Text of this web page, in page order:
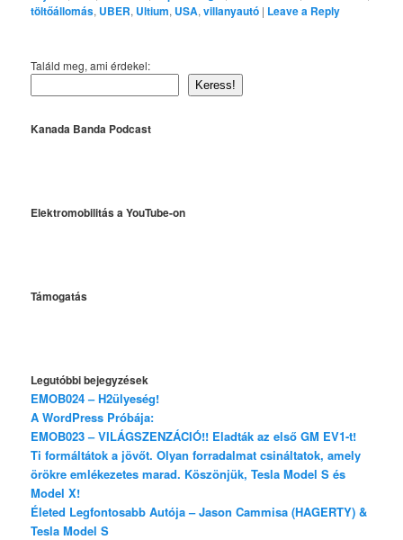
töltőállomás, UBER, Ultium, USA,villanyautó | Leave a Reply
Találd meg, ami érdekel:
Keress!
Kanada Banda Podcast
Elektromobilitás a YouTube-on
Támogatás
Legutóbbi bejegyzések
EMOB024 – H2ülyeség!
A WordPress Próbája:
EMOB023 – VILÁGSZENZÁCIÓ!! Eladták az első GM EV1-t!
Ti formáltátok a jövőt. Olyan forradalmat csináltatok, amely
örökre emlékezetes marad. Köszönjük, Tesla Model S és
Model X!
Életed Legfontosabb Autója – Jason Cammisa (HAGERTY) &
Tesla Model S